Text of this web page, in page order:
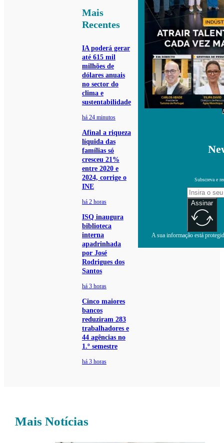
Mais
Recentes
IA poderá gerar
até 615 mil
milhões de
dólares anuais
no sector do
clima e
sustentabilidade
há 24 minutos
Afinal a riqueza
líquida das
famílias só
cresceu 21%
entre 2020 e
2024, corrige o
INE
há 2 horas
ISQ inaugura
biblioteca
interna
apadrinhada
por José
Rodrigues dos
Santos
há 3 horas
Cinco maiores
bancos
reduziram 283
trabalhadores e
44 agências no
1.º semestre
há 3 horas
Subscreva e
Assinar
A sua informação está
Mais Notícias